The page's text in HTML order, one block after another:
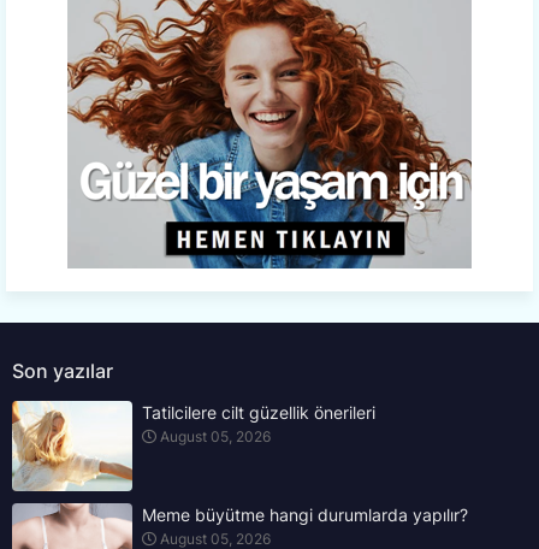
Son yazılar
Tatilcilere cilt güzellik önerileri
August 05, 2026
Meme büyütme hangi durumlarda yapılır?
August 05, 2026